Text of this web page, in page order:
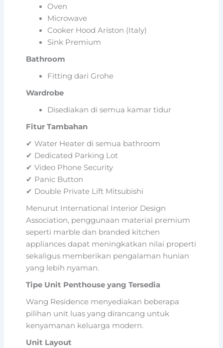
Oven
Microwave
Cooker Hood Ariston (Italy)
Sink Premium
Bathroom
Fitting dari Grohe
Wardrobe
Disediakan di semua kamar tidur
Fitur Tambahan
✔ Water Heater di semua bathroom
✔ Dedicated Parking Lot
✔ Video Phone Security
✔ Panic Button
✔ Double Private Lift Mitsubishi
Menurut International Interior Design
Association, penggunaan material premium
seperti marble dan branded kitchen
appliances dapat meningkatkan nilai properti
sekaligus memberikan pengalaman hunian
yang lebih nyaman.
Tipe Unit Penthouse yang Tersedia
Wang Residence menyediakan beberapa
pilihan unit luas yang dirancang untuk
kenyamanan keluarga modern.
Unit Layout